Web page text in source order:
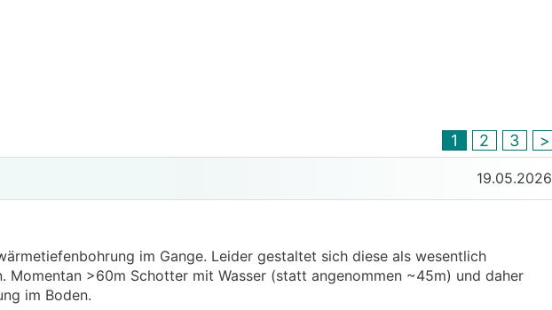
1 2 3 >
19.05.2026
im Gange. Leider gestaltet sich diese als wesentlich
Momentan >60m Schotter mit Wasser (statt angenommen ~45m) und daher
im Boden.